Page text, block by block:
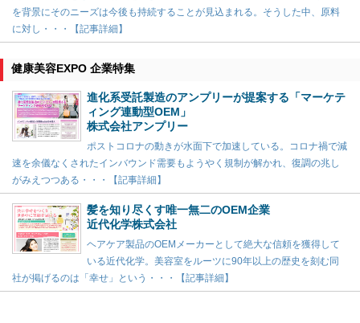
を背景にそのニーズは今後も持続することが見込まれる。そうした中、原料
に対し・・・【記事詳細】
健康美容EXPO 企業特集
進化系受託製造のアンプリーが提案する「マーケテ
ィング連動型OEM」
株式会社アンプリー
ポストコロナの動きが水面下で加速している。コロナ禍で減
速を余儀なくされたインバウンド需要もようやく規制が解かれ、復調の兆し
がみえつつある・・・【記事詳細】
髪を知り尽くす唯一無二のOEM企業
近代化学株式会社
ヘアケア製品のOEMメーカーとして絶大な信頼を獲得して
いる近代化学。美容室をルーツに90年以上の歴史を刻む同
社が掲げるのは「幸せ」という・・・【記事詳細】